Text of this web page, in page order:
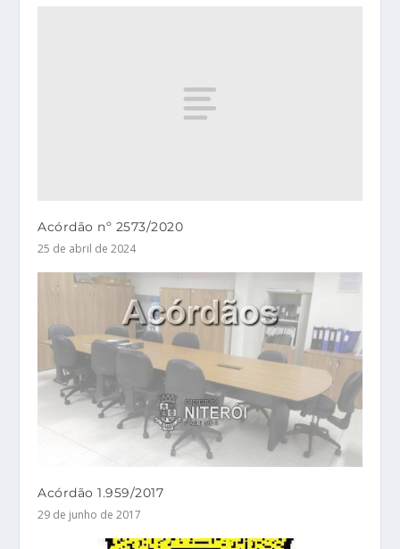
Acórdão nº 2573/2020
25 de abril de 2024
Acórdão 1.959/2017
29 de junho de 2017